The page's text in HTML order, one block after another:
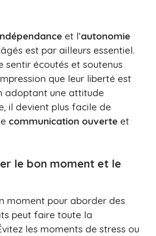
et l’autonomie
est par ailleurs essentiel.
sentir écoutés et soutenus
que leur liberté est
adoptant une attitude
il devient plus facile de
communication ouverte et
le bon moment et le
moment pour aborder des
peut faire toute la
les moments de stress ou